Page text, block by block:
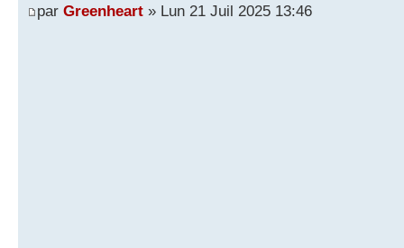
par Greenheart » Lun 21 Juil 2025 13:46